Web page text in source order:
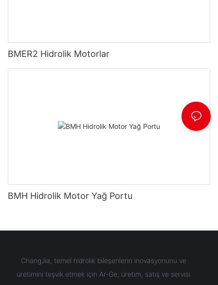
BMER2 Hidrolik Motorlar
BMH Hidrolik Motor Yağ Portu
ChangJia, temel hidrolik bileşenlerin inovasyonunu ve
üretimini teşvik etmek için Ar-Ge, üretim, satış ve servisi